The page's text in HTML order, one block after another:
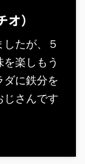
）
たが、５
楽しもう
ダに鉄分を
じさんです